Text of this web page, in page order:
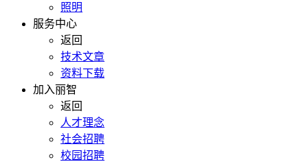
照明
服务中心
返回
技术文章
资料下载
加入丽智
返回
人才理念
社会招聘
校园招聘